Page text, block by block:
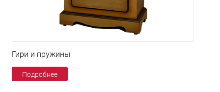
Гири и пружины
Подробнее